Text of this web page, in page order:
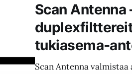
Scan Antenna
Scan Antenna